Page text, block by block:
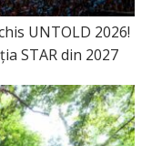
UNTOLD 2026!
STAR din 2027